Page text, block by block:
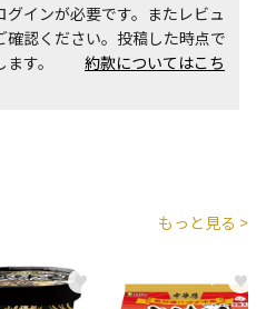
・施工日はお打ち合わせの上、
インが必要です。またレビュ
確認ください。投稿した時点で
します。 約款についてはこち
もっと見る >
♥ ♥